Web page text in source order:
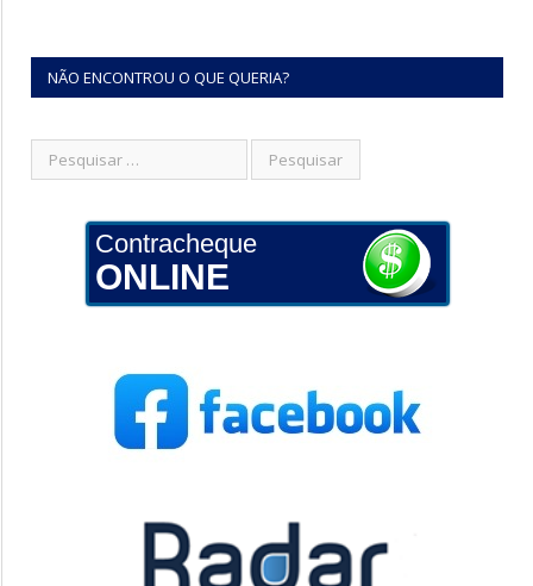
NÃO ENCONTROU O QUE QUERIA?
Contracheque
ONLINE